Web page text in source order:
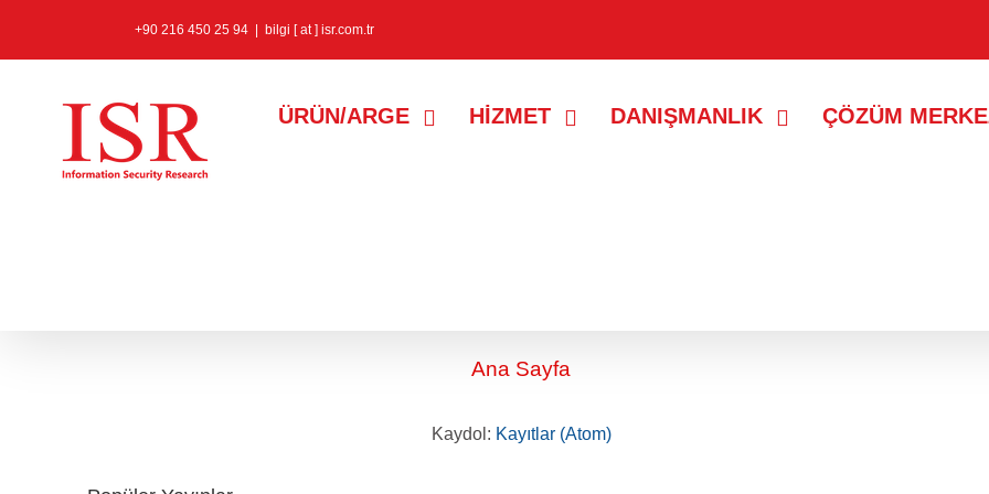
+90 216 450 25 94 bilgi [ at ] isr.com.tr
ÜRÜN/ARGE HİZMET DANIŞMANLIK ÇÖZÜM
Ana Sayfa
Kaydol: Kayıtlar (Atom)